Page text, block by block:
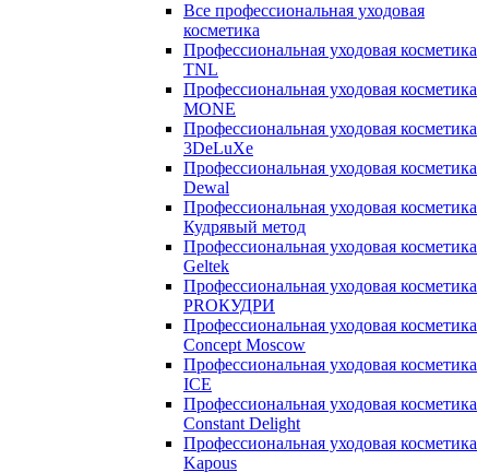
Все профессиональная уходовая
косметика
Профессиональная уходовая косметика
TNL
Профессиональная уходовая косметика
MONE
Профессиональная уходовая косметика
3DeLuXe
Профессиональная уходовая косметика
Dewal
Профессиональная уходовая косметика
Кудрявый метод
Профессиональная уходовая косметика
Geltek
Профессиональная уходовая косметика
PROКУДРИ
Профессиональная уходовая косметика
Concept Moscow
Профессиональная уходовая косметика
ICE
Профессиональная уходовая косметика
Constant Delight
Профессиональная уходовая косметика
Kapous